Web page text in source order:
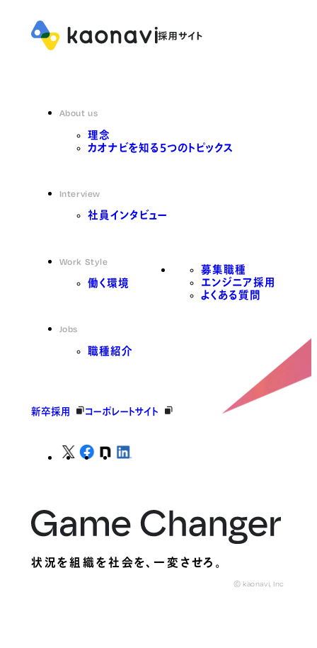
About us
理念
カオナビを知る5つのトピックス
Interview
社員インタビュー
Work Style
働く環境
Jobs
職種紹介
募集職種
エンジニア採用
よくある質問
新卒採用 コーポレートサイト
状況を組織を社会を、一変させろ。
© kaonavi, Inc